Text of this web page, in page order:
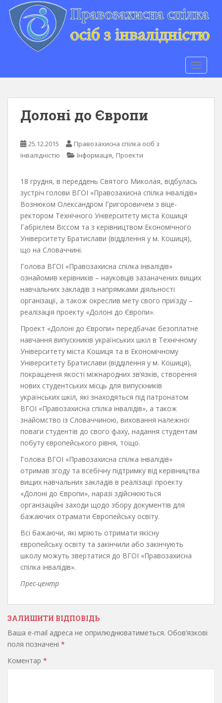
Долоні до Європи
25.12.2015
Правозахисна спілка осіб з
інвалідністю
Інформація, Проекти
18 грудня, в переддень Святого Миколая, відбулась
зустріч голови ВГОІ «Правозахисна спілка інвалідів»
Вознюком Олександром Григоровичем з віце-
ректором Технічного Університету міста Кошиця
Габрієлем Віссом та з керівництвом Економічного
Університету Братислави (відділення у м. Кошиця),
що на Словаччині.
Голова ВГОІ «Правозахисна спілка інвалідів»
ознайомив керівників – науковців зазаначених вищих
навчальних закладів з напрямками діяльності
організації, а також окреслив мету свого приїзду –
реалізація проекту «Долоні до Європи».
Проект «Долоні до Європи» передбачає безоплатне
навчання випускників українських шкіл в Технічному
Університету міста Кошиця та в Економічному
Університету Братислави (відділення у м. Кошиця),
покращення якості міжнародних зв’язків, створення
нових студентських місць для випускників
українських шкіл, які знаходяться під патронатом
ВГОІ «Правозахисна спілка інвалідів», а також
знайомство із Словаччиною, виховання належної
поваги студентів до свого фаху, надання студентам
побуту європейського рівня, тощо.
Голова ВГОІ «Правозахисна спілка інвалідів»
отримав згоду та всебічну підтримку від керівництва
вищих навчальних закладів в реалізації проекту
«Долоні до Європи», наразі здійснюються
організаційні заходи щодо збору документів для
бажаючих отрамати Європейську освіту.
Всі бажаючи, які мріють отримати якісну
європейську освіту та закінчили або закінчують
школу можуть звертатися до ВГОІ «Правозахисна
спілка інвалідів».
Прес-центр
ЗАЛИШИТИ ВІДПОВІДЬ
Ваша e-mail адреса не оприлюднюватиметься. Обов’язкові
поля позначені *
Коментар *